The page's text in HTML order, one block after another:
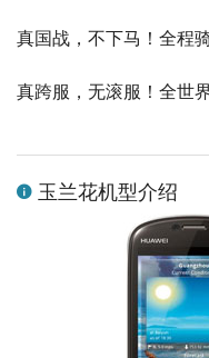
真国战，不下马！全程
真跨服，无滚服！全世
玉兰花机型介绍